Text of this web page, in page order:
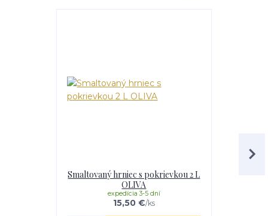
Smaltovaný hrniec s pokrievkou 2 L
OLIVA
15,50 €/ks
expedícia 3-5 dní